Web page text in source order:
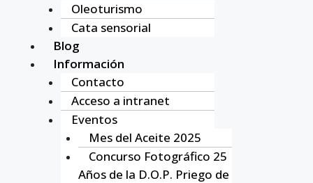
Oleoturismo
Cata sensorial
Blog
Información
Contacto
Acceso a intranet
Eventos
Mes del Aceite 2025
Concurso Fotográfico 25
Años de la D.O.P. Priego de